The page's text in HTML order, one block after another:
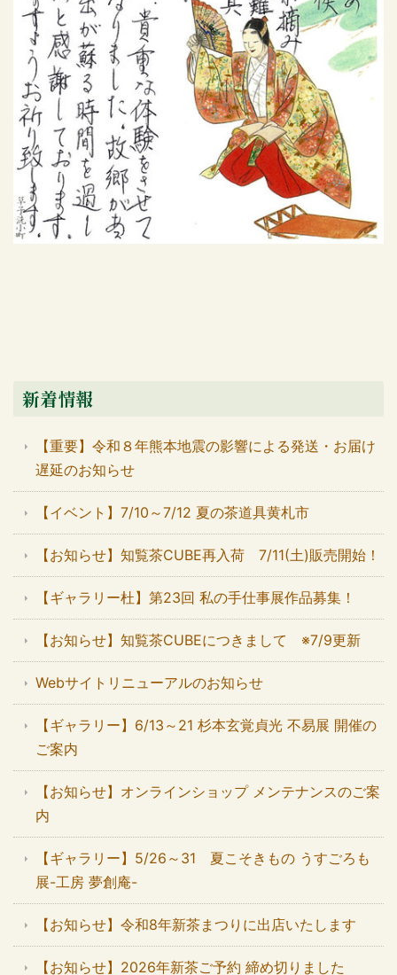
新着情報
【重要】令和８年熊本地震の影響による発送・お届け
遅延のお知らせ
【イベント】7/10～7/12 夏の茶道具黄札市
【お知らせ】知覧茶CUBE再入荷 7/11(土)販売開始！
【ギャラリー杜】第23回 私の手仕事展作品募集！
【お知らせ】知覧茶CUBEにつきまして ※7/9更新
Webサイトリニューアルのお知らせ
【ギャラリー】6/13～21 杉本玄覚貞光 不易展 開催の
ご案内
【お知らせ】オンラインショップ メンテナンスのご案
内
【ギャラリー】5/26～31 夏こそきもの うすごろも
展-工房 夢創庵-
【お知らせ】令和8年新茶まつりに出店いたします
【お知らせ】2026年新茶ご予約 締め切りました